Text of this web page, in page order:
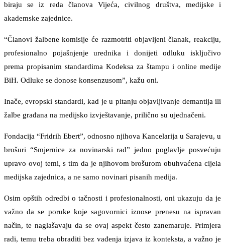
biraju se iz reda članova Vijeća, civilnog društva, medijske i
akademske zajednice.
“Članovi žalbene komisije će razmotriti objavljeni članak, reakciju,
profesionalno pojašnjenje urednika i donijeti odluku isključivo
prema propisanim standardima Kodeksa za štampu i online medije
BiH. Odluke se donose konsenzusom”, kažu oni.
Inače, evropski standardi, kad je u pitanju objavljivanje demantija ili
žalbe građana na medijsko izvještavanje, prilično su ujednačeni.
Fondacija “Fridrih Ebert”, odnosno njihova Kancelarija u Sarajevu, u
brošuri “Smjernice za novinarski rad” jedno poglavlje posvećuju
upravo ovoj temi, s tim da je njihovom brošurom obuhvaćena cijela
medijska zajednica, a ne samo novinari pisanih medija.
Osim opštih odredbi o tačnosti i profesionalnosti, oni ukazuju da je
važno da se poruke koje sagovornici iznose prenesu na ispravan
način, te naglašavaju da se ovaj aspekt često zanemaruje. Primjera
radi, temu treba obraditi bez vađenja izjava iz konteksta, a važno je